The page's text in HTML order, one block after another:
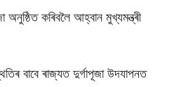
অনুষ্ঠিত কৰিবলৈ আহ্বান মুখ্যমন্ত্ৰী
বাবে ৰাজ্যত দুৰ্গাপূজা উদযাপনত